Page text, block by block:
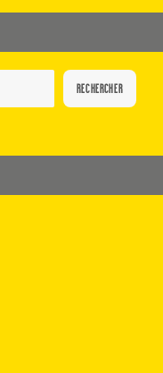
RECHERCHER